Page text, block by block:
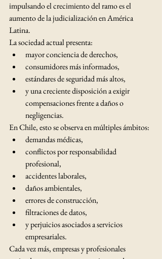
impulsando el crecimiento del ramo es el
aumento de la judicialización en América
Latina.
La sociedad actual presenta:
mayor conciencia de derechos,
consumidores más informados,
estándares de seguridad más altos,
y una creciente disposición a exigir
compensaciones frente a daños o
negligencias.
En Chile, esto se observa en múltiples ámbitos:
demandas médicas,
conflictos por responsabilidad
profesional,
accidentes laborales,
daños ambientales,
errores de construcción,
filtraciones de datos,
y perjuicios asociados a servicios
empresariales.
Cada vez más, empresas y profesionales